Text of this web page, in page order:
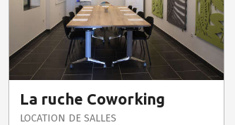
La ruche Coworking
LOCATION DE SALLES